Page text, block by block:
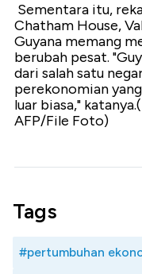
Sementara itu,
Chatham House,
Guyana memang
berubah pesat.
dari salah satu
perekonomian
luar biasa,"
AFP/File Foto)
Tags
#pertumbuhan